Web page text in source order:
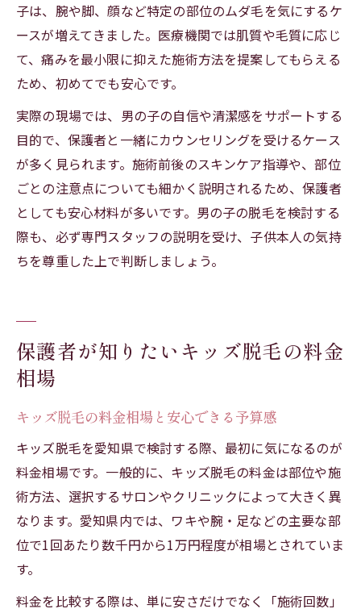
子は、腕や脚、顔など特定の部位のムダ毛を気にするケ
ースが増えてきました。医療機関では肌質や毛質に応じ
て、痛みを最小限に抑えた施術方法を提案してもらえる
ため、初めてでも安心です。
実際の現場では、男の子の自信や清潔感をサポートする
目的で、保護者と一緒にカウンセリングを受けるケース
が多く見られます。施術前後のスキンケア指導や、部位
ごとの注意点についても細かく説明されるため、保護者
としても安心材料が多いです。男の子の脱毛を検討する
際も、必ず専門スタッフの説明を受け、子供本人の気持
ちを尊重した上で判断しましょう。
保護者が知りたいキッズ脱毛の料金
相場
キッズ脱毛の料金相場と安心できる予算感
キッズ脱毛を愛知県で検討する際、最初に気になるのが
料金相場です。一般的に、キッズ脱毛の料金は部位や施
術方法、選択するサロンやクリニックによって大きく異
なります。愛知県内では、ワキや腕・足などの主要な部
位で1回あたり数千円から1万円程度が相場とされていま
す。
料金を比較する際は、単に安さだけでなく「施術回数」